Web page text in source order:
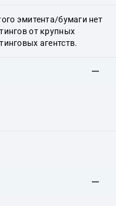
эмитента/бумаги нет
от крупных
агентств.